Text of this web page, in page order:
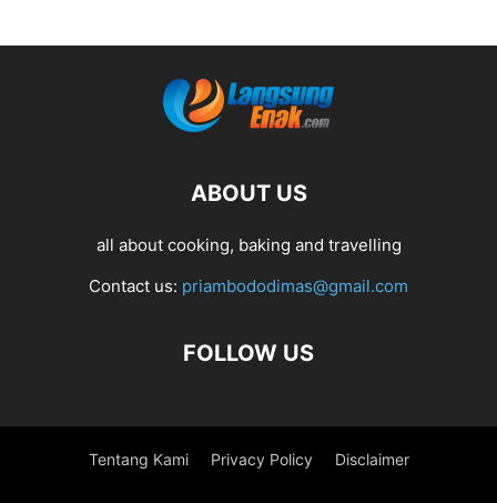
ABOUT US
all about cooking, baking and travelling
Contact us: priambododimas@gmail.com
FOLLOW US
Tentang Kami Privacy Policy Disclaimer